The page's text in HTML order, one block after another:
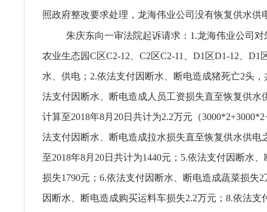
照政府整改要求处理，龙海伟业公司没有恢复供水供
朱庆东向一审法院起诉请求：1.龙海伟业公司
农业生态园C区C2-12、C2区C2-11、D1区D1-12、D1
水、供电；2.依法支付因断水、断电造成猪死亡2头，
法支付因断水、断电造成人员工资损失直至恢复供水
计算至2018年8月20日共计为2.2万元（
法支付因断水、断电造成拉水损失直至恢复供水供电
至2018年8月20日共计为1440元；5.依法支付因断水
损失1790元；6.依法支付因断水、断电造成蔬菜损失
因断水、断电造成购买运料车损失2.2万元；8.依法支